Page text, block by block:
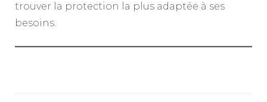
trouver la protection la plus adaptée à ses
besoins.